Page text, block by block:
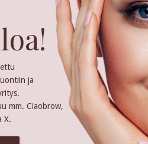
ja
mm. Ciaobrow,
X.